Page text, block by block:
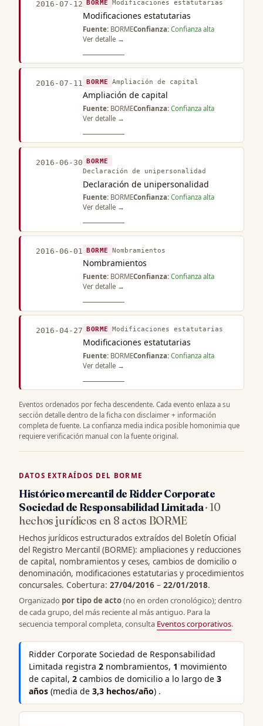
2016-07-12 BORME Modificaciones estatutarias
Modificaciones estatutarias
Fuente: BORMEConfianza: Confianza alta
Ver detalle →
2016-07-11 BORME Ampliación de capital
Ampliación de capital
Fuente: BORMEConfianza: Confianza alta
Ver detalle →
2016-06-30 BORME
Declaración de unipersonalidad
Declaración de unipersonalidad
Fuente: BORMEConfianza: Confianza alta
Ver detalle →
2016-06-01 BORME Nombramientos
Nombramientos
Fuente: BORMEConfianza: Confianza alta
Ver detalle →
2016-04-27 BORME Modificaciones estatutarias
Modificaciones estatutarias
Fuente: BORMEConfianza: Confianza alta
Ver detalle →
Eventos ordenados por fecha descendente. Cada evento enlaza a su
sección detalle dentro de la ficha con disclaimer + información
completa de fuente. La confianza media indica posible homonimia que
requiere verificación manual con la fuente original.
DATOS EXTRAÍDOS DEL BORME
Histórico mercantil de Ridder Corporate
Sociedad de Responsabilidad Limitada· 10
hechos jurídicos en 8 actos BORME
Hechos jurídicos estructurados extraídos del Boletín Oficial
del Registro Mercantil (BORME): ampliaciones y reducciones
de capital, nombramientos y ceses, cambios de domicilio o
denominación, modificaciones estatutarias y procedimientos
concursales. Cobertura: 27/04/2016 – 22/01/2018.
Organizado por tipo de acto(no en orden cronológico); dentro
de cada grupo, del más reciente al más antiguo. Para la
secuencia temporal completa, consulta Eventos corporativos.
Ridder Corporate Sociedad de Responsabilidad
Limitada registra2 nombramientos, 1 movimiento
de capital,2 cambios de domicilio a lo largo de3
años (media de3,3 hechos/año) .